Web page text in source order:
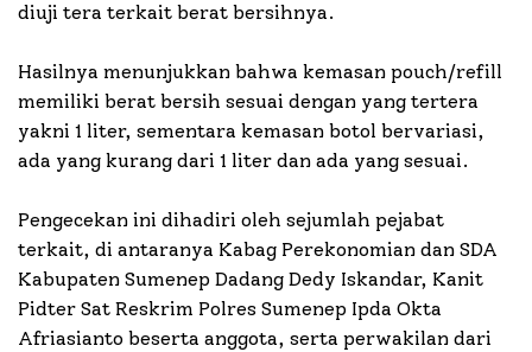
diuji tera terkait berat bersihnya.
Hasilnya menunjukkan bahwa kemasan pouch/refill
memiliki berat bersih sesuai dengan yang tertera
yakni 1 liter, sementara kemasan botol bervariasi,
ada yang kurang dari 1 liter dan ada yang sesuai.
Pengecekan ini dihadiri oleh sejumlah pejabat
terkait, di antaranya Kabag Perekonomian dan SDA
Kabupaten Sumenep Dadang Dedy Iskandar, Kanit
Pidter Sat Reskrim Polres Sumenep Ipda Okta
Afriasianto beserta anggota, serta perwakilan dari